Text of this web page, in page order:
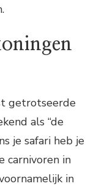
getrotseerde
als “de
je safari heb je
carnivoren in
in